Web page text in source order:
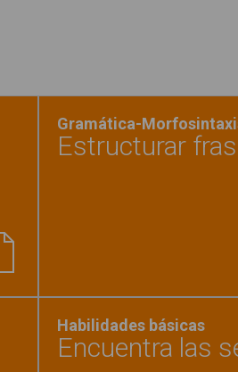
Gramática-
Estructurar
Habilidades básicas
Encuentra las